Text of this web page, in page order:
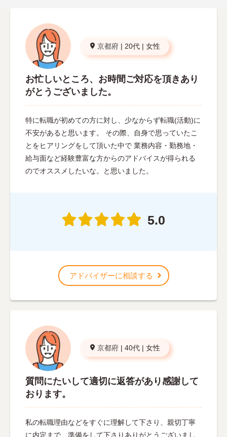
京都府 | 20代 | 女性
お忙しいところ、お時間ご対応を頂きあり
がとうございました。
特に転職が初めての方に対し、少なからず転職(活動)に
不安があると思います。 その際、自身で思っていたこ
とをヒアリングをして頂いた中で 業務内容・勤務地・
給与面など経験豊富な方からのアドバイスが得られる
のでオススメしたいな。と思いました。
5.0
アドバイザーに相談する
京都府 | 40代 | 女性
質問にたいして適切に返答があり感謝して
おります。
私の転職理由などをすぐに理解して下さり、親切丁寧
に内定まで、準備をして下さりありがとうございまし